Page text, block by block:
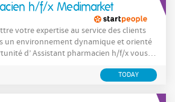
h/f/x Medimarket
un environnement dynamique et orienté
d’ Assistant pharmacien h/f/x vous
clé au sein d’une équipe engagée.
pharmacien h/f/x , vous assurez
TODAY